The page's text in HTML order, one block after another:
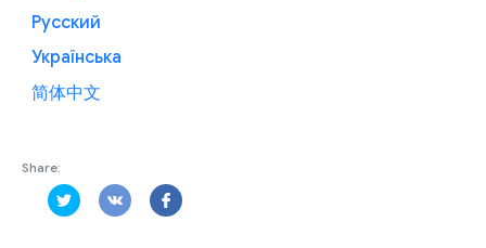
Русский
Українська
简体中文
Share: